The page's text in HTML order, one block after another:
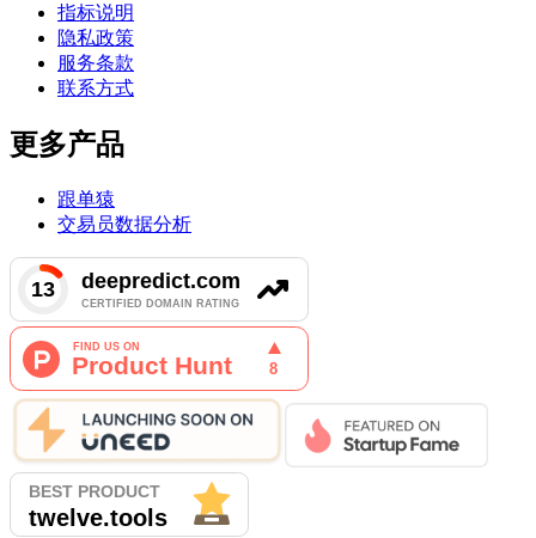
指标说明
隐私政策
服务条款
联系方式
更多产品
跟单猿
交易员数据分析